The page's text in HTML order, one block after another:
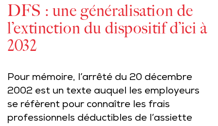
DFS : une généralisation de
l’extinction du dispositif d’ici à
2032
Pour mémoire, l’arrêté du 20 décembre
2002 est un texte auquel les employeurs
se réfèrent pour connaître les frais
professionnels déductibles de l’assiette